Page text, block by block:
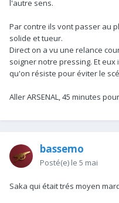
l'autre sens.
Par contre ils vont passer au
solide et tueur.
Direct on a vu une relance
soigner notre pressing. Et
qu'on résiste pour éviter le
Aller ARSENAL, 45 minutes
bassemo
Posté(e) le 5 mai
Saka qui était trés moyen